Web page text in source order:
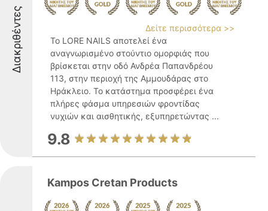
Διακριθέντες
Δείτε περισσότερα >>
Το LORE NAILS αποτελεί ένα
αναγνωρισμένο στούντιο ομορφιάς που
βρίσκεται στην οδό Ανδρέα Παπανδρέου
113, στην περιοχή της Αμμουδάρας στο
Ηράκλειο. Το κατάστημα προσφέρει ένα
πλήρες φάσμα υπηρεσιών φροντίδας
νυχιών και αισθητικής, εξυπηρετώντας ...
9.8
Kampos Cretan Products